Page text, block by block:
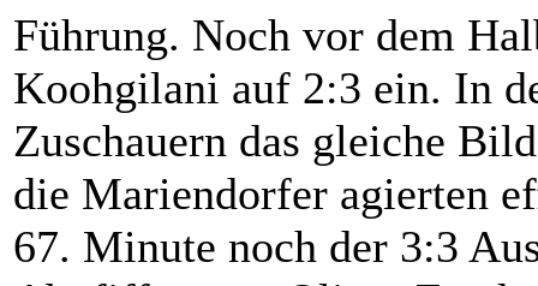
Führung. Noch vor dem
Koohgilani auf 2:3 ein. In
Zuschauern das gleiche
die Mariendorfer agierten
67. Minute noch der 3:3